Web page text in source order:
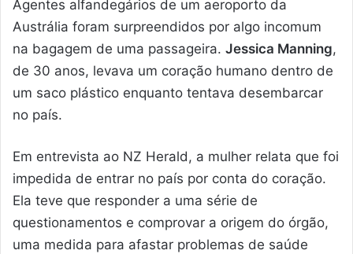
Agentes alfandegários de um aeroporto da
Austrália foram surpreendidos por algo incomum
na bagagem de uma passageira. Jessica Manning,
de 30 anos, levava um coração humano dentro de
um saco plástico enquanto tentava desembarcar
no país.
Em entrevista ao NZ Herald, a mulher relata que foi
impedida de entrar no país por conta do coração.
Ela teve que responder a uma série de
questionamentos e comprovar a origem do órgão,
uma medida para afastar problemas de saúde